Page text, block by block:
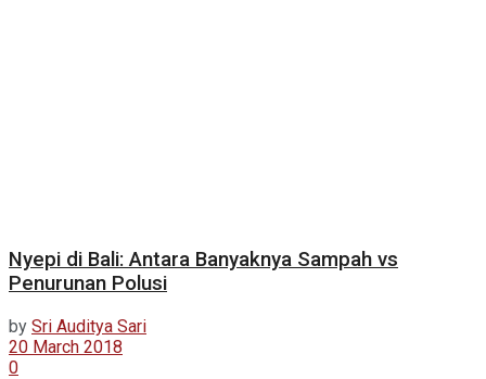
Nyepi di Bali: Antara Banyaknya Sampah vs
Penurunan Polusi
by Sri Auditya Sari
20 March 2018
0